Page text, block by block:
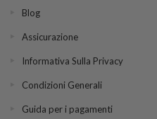
Blog
Assicurazione
Informativa Sulla Privacy
Condizioni Generali
Guida per i pagamenti